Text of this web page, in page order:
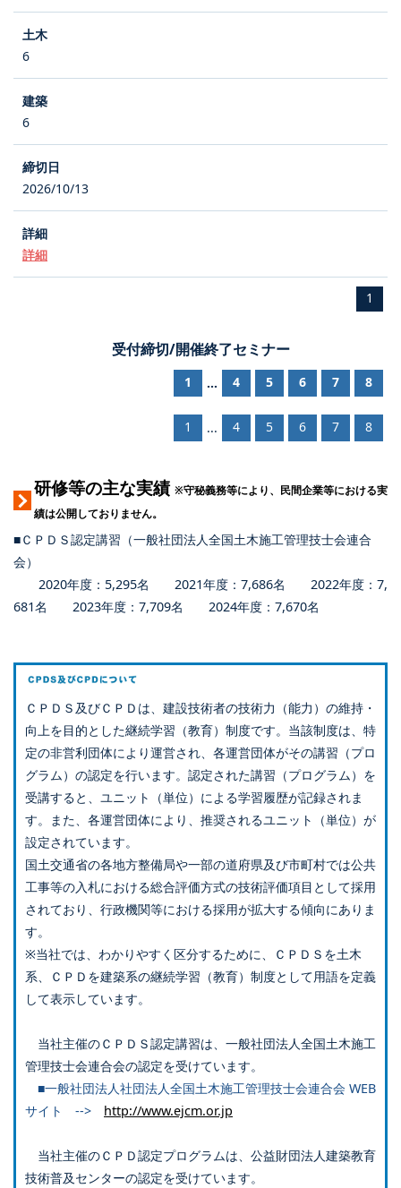
6
6
2026/10/13
詳細
1
受付締切/開催終了セミナー
1 ... 4 5 6 7 8
1 ... 4 5 6 7 8
研修等の主な実績 ※守秘義務等により、民間企業等における実
績は公開しておりません。
■ＣＰＤＳ認定講習（一般社団法人全国土木施工管理技士会連合
会）
2020年度：5,295名 2021年度：7,686名 2022年度：7,
681名 2023年度：7,709名 2024年度：7,670名
ＣＰＤＳ及びＣＰＤは、建設技術者の技術力（能力）の維持・
向上を目的とした継続学習（教育）制度です。当該制度は、特
定の非営利団体により運営され、各運営団体がその講習（プロ
グラム）の認定を行います。認定された講習（プログラム）を
受講すると、ユニット（単位）による学習履歴が記録されま
す。また、各運営団体により、推奨されるユニット（単位）が
設定されています。
国土交通省の各地方整備局や一部の道府県及び市町村では公共
工事等の入札における総合評価方式の技術評価項目として採用
されており、行政機関等における採用が拡大する傾向にありま
す。
※当社では、わかりやすく区分するために、ＣＰＤＳを土木
系、ＣＰＤを建築系の継続学習（教育）制度として用語を定義
して表示しています。
当社主催のＣＰＤＳ認定講習は、一般社団法人全国土木施工
管理技士会連合会の認定を受けています。
■一般社団法人社団法人全国土木施工管理技士会連合会 WEB
サイト --> http://www.ejcm.or.jp
当社主催のＣＰＤ認定プログラムは、公益財団法人建築教育
技術普及センターの認定を受けています。